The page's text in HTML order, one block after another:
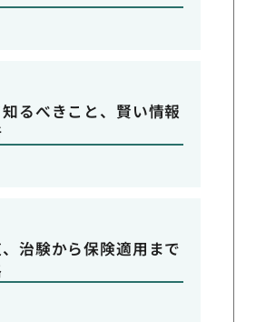
るべきこと、賢い情報
治験から保険適用まで